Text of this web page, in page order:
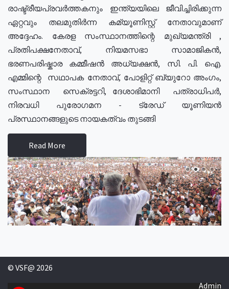
രാഷ്ട്രീയപ്രവർത്തകനും ഇന്ത്യയിലെ ജീവിച്ചിരിക്കുന്ന
ഏറ്റവും തലമുതിർന്ന കമ്യൂണിസ്റ്റ് നേതാവുമാണ്
അദ്ദേഹം. കേരള സംസ്ഥാനത്തിന്റെ മുഖ്യമന്ത്രി ,
പ്രതിപക്ഷനേതാവ്, നിയമസഭാ സാമാജികൻ,
ഭരണപരിഷ്കാര കമ്മീഷൻ അധ്യക്ഷൻ, സി. പി. ഐ.
എമ്മിന്റെ സഥാപക നേതാവ്, പോളിറ്റ് ബ്യുറോ അംഗം,
സംസ്ഥാന സെക്രട്ടറി, ദേശാഭിമാനി പത്രാധിപർ,
നിരവധി പുരോഗമന - ട്രേഡ് യൂണിയൻ
പ്രസ്ഥാനങ്ങളുടെ നായകത്വം തുടങ്ങി
Read More
© VSF@ 2026
Admin